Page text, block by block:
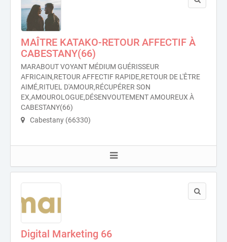
MAÎTRE KATAKO-RETOUR AFFECTIF À
CABESTANY(66)
MARABOUT VOYANT MÉDIUM GUÉRISSEUR
AFRICAIN,RETOUR AFFECTIF RAPIDE,RETOUR DE L'ÊTRE
AIMÉ,RITUEL D'AMOUR,RÉCUPÉRER SON
EX,AMOUROLOGUE,DÉSENVOUTEMENT AMOUREUX À
CABESTANY(66)
Cabestany (66330)
Digital Marketing 66